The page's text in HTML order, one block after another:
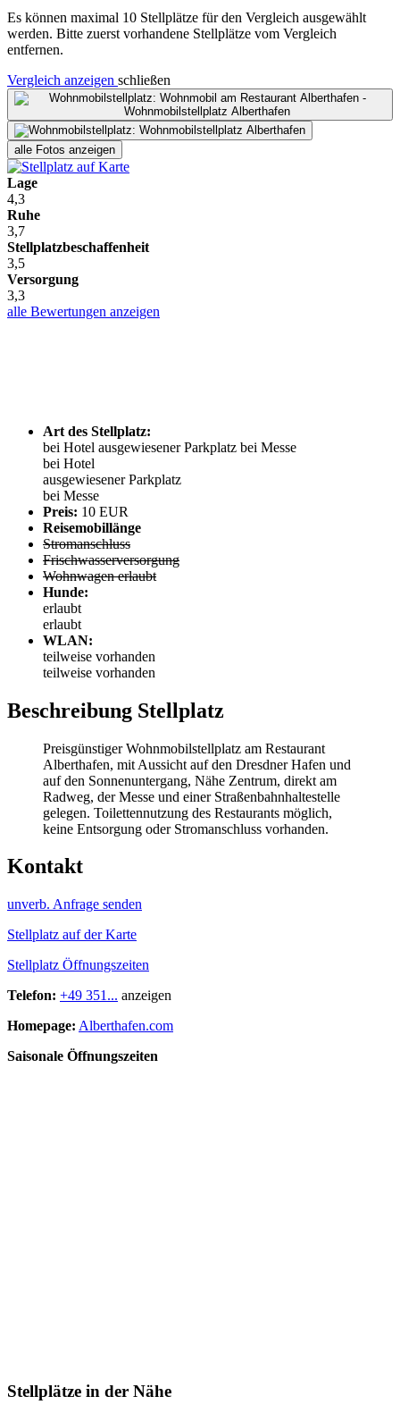
Es können maximal 10 Stellplätze für den Vergleich ausgewählt
werden. Bitte zuerst vorhandene Stellplätze vom Vergleich
entfernen.
Vergleich anzeigen schließen
alle Fotos anzeigen
Lage
4,3
Ruhe
3,7
Stellplatzbeschaffenheit
3,5
Versorgung
3,3
alle Bewertungen anzeigen
Art des Stellplatz:
bei Hotel ausgewiesener Parkplatz bei Messe
bei Hotel
ausgewiesener Parkplatz
bei Messe
Preis: 10 EUR
Reisemobillänge
Stromanschluss
Frischwasserversorgung
Wohnwagen erlaubt
Hunde:
erlaubt
erlaubt
WLAN:
teilweise vorhanden
teilweise vorhanden
Beschreibung Stellplatz
Preisgünstiger Wohnmobilstellplatz am Restaurant
Alberthafen, mit Aussicht auf den Dresdner Hafen und
auf den Sonnenuntergang, Nähe Zentrum, direkt am
Radweg, der Messe und einer Straßenbahnhaltestelle
gelegen. Toilettennutzung des Restaurants möglich,
keine Entsorgung oder Stromanschluss vorhanden.
Kontakt
unverb. Anfrage senden
Stellplatz auf der Karte
Stellplatz Öffnungszeiten
Telefon: +49 351... anzeigen
Homepage: Alberthafen.com
Saisonale Öffnungszeiten
Stellplätze in der Nähe